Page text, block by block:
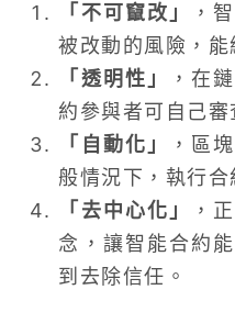
「不可竄改」
，
被改動的風險，能
「透明性」
，在
約參與者可自己審
「自動化」
，區
般情況下，執行合
「去中心化」
，
念，讓智能合約
到去除信任。